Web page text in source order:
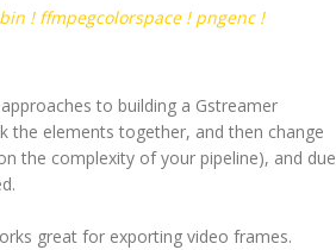
! ffmpegcolorspace ! pngenc !
to building a Gstreamer
the elements together, and then change
the complexity of your pipeline), and due
great for exporting video frames.